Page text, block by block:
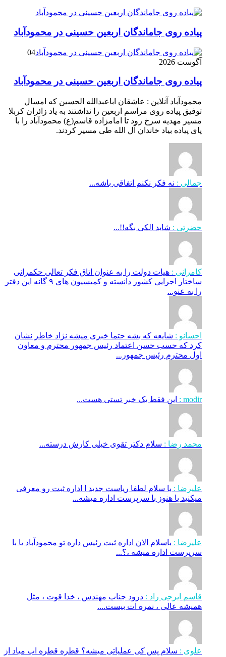
پیاده روی جاماندگان اربعین حسینی در محمودآباد
04
آگوست 2026
پیاده روی جاماندگان اربعین حسینی در محمودآباد
محمودآباد آنلاین : عاشقان اباعبدالله الحسین که امسال
توفیق پیاده روی مراسم اربعین را نداشتند به یاد زائران کربلا
مسیر مهدیه سرخ رود تا امامزاده قاسم(ع) محمودآباد را با
پای پیاده بیاد خاندان آل الله طی مسیر کردند.
جمالی : نه فکر نکنم اتفاقی باشه...
حضرتی : شاید الکی بگه!!...
کامرانی : هیات دولت را به عنوان اتاق فکر تعالی حکمرانی
ساختار اجرایی کشور دانسته و کمیسیون های ۹ گانه این دفتر
را به عنو...
احسانو : شایعه که بشه حتما خبری میشه نژاد خاطر نشان
کرد که حسب حسن اعتماد رئیس جمهور محترم و معاون
اول محترم رئیس جمهور...
modir : این فقط یک خبر تستی هست...
محمد رضا : سلام دکتر تقوی خیلی کارش درسته...
علیرضا : با سلام لطفا ریاست جدید ا اداره ثبت‌ رو معرفی
میکنید یا هنوز با سرپرست اداره‌ میشه...
علیرضا : باسلام الان اداره ثبت رئیس داره تو محمودآباد یا با
سرپرست اداره میشه ،؟...
قاسم ایرجی راد : درود جناب مهندس ، خدا قوت ، مثل
همیشه عالی ، نمره ات بیست....
علوی : سلام پس کی عملیاتی میشه؟ قطره قطره اب میاد از